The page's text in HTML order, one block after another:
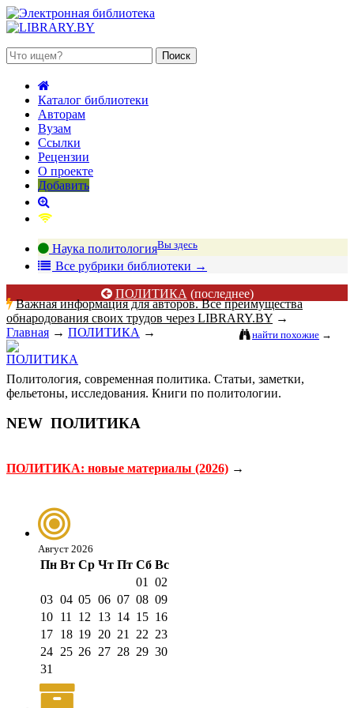
Каталог библиотеки
Авторам
Вузам
Ссылки
Рецензии
О проекте
Добавить
Наука политологияВы здесь
Все рубрики библиотеки →
ПОЛИТИКА (последнее)
Важная информация для авторов. Все преимущества
обнародования своих трудов через LIBRARY.BY →
найти похожие →
Главная → ПОЛИТИКА →
Политология, современная политика. Статьи, заметки,
фельетоны, исследования. Книги по политологии.
NEW ПОЛИТИКА
ПОЛИТИКА: новые материалы (2026) →
Август 2026
Пн Вт Ср Чт Пт Сб Вс
01
02
03 04 05 06 07 08 09
10 11 12 13 14 15 16
17 18 19 20 21 22 23
24 25 26 27 28 29 30
31